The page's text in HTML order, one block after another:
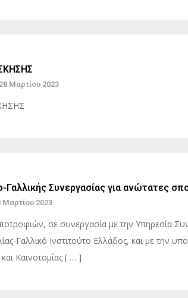
28 Μαρτίου 2023
Συνεργασίας για ανώτατες
Μαρτίου 2023
σε συνεργασία με την Υπηρεσία
Γαλλικό Ινστιτούτο Ελλάδος, και με την
Καινοτομίας [ … ]